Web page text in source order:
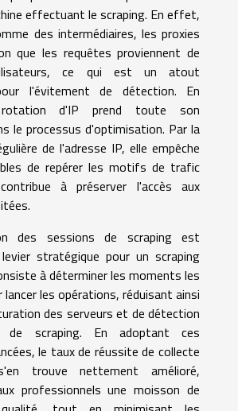
effectuant le scraping. En effet,
des intermédiaires, les proxies
que les requêtes proviennent de
ce qui est un atout
l'évitement de détection. En
d'IP prend toute son
le processus d'optimisation. Par la
de l'adresse IP, elle empêche
de repérer les motifs de trafic
à préserver l'accès aux
des sessions de scraping est
stratégique pour un scraping
à déterminer les moments les
les opérations, réduisant ainsi
des serveurs et de détection
de scraping. En adoptant ces
le taux de réussite de collecte
trouve nettement amélioré,
professionnels une moisson de